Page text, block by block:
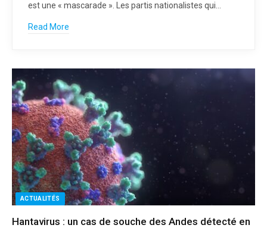
est une « mascarade ». Les partis nationalistes qui…
Read More
ACTUALITÉS
Hantavirus : un cas de souche des Andes détecté en